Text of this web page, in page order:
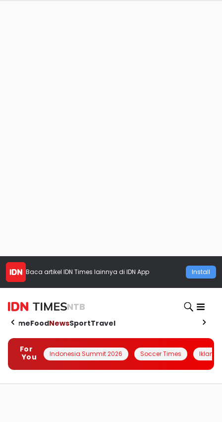
Baca artikel IDN Times lainnya di IDN App Install
NTB
HomeFoodNewsSportTravel
For
You
Indonesia Summit 2026 Soccer Times Iklanin